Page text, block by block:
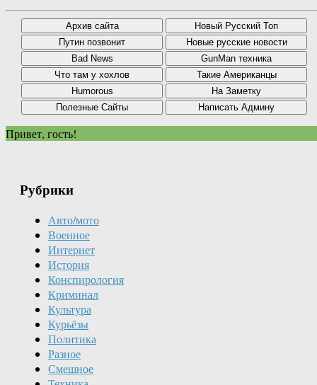
Привет, гость!
Рубрики
Авто/мото
Военное
Интернет
История
Конспирология
Криминал
Культура
Курьёзы
Политика
Разное
Смешное